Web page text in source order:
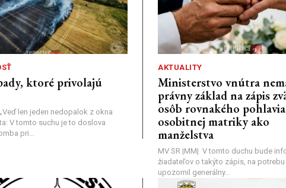
ktoré privolajú
len jeden nedopalok z okna
V tomto suchu je to doslova
pri...
AKTUALITY
Ministerstvo vnútra
právny základ na zápis
osôb rovnakého
osobitnej matriky ako
manželstva
MV SR |MM| V tomto duchu bude
žiadateľov o takýto zápis, na
upozornil generálny...